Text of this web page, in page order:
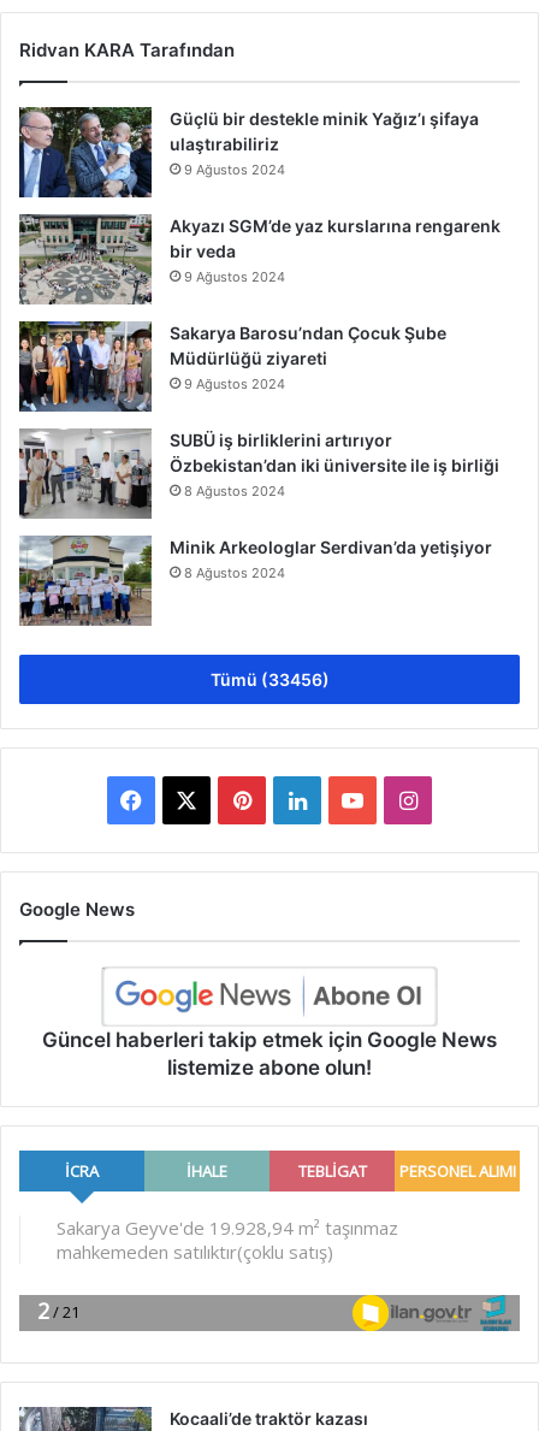
Ridvan KARA Tarafından
Güçlü bir destekle minik Yağız’ı şifaya
ulaştırabiliriz
9 Ağustos 2024
Akyazı SGM’de yaz kurslarına rengarenk
bir veda
9 Ağustos 2024
Sakarya Barosu’ndan Çocuk Şube
Müdürlüğü ziyareti
9 Ağustos 2024
SUBÜ iş birliklerini artırıyor
Özbekistan’dan iki üniversite ile iş birliği
8 Ağustos 2024
Minik Arkeologlar Serdivan’da yetişiyor
8 Ağustos 2024
Tümü (33456)
Facebook PinterestLinkedInYouTubeInstagram
Google News
Güncel haberleri takip etmek için Google News
listemize abone olun!
Kocaali’de traktör kazası